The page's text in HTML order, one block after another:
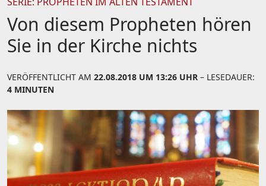
Von diesem Propheten hören
Sie in der Kirche nichts
VERÖFFENTLICHT AM 22.08.2018 UM 13:26 UHR – LESEDAUER:
4 MINUTEN